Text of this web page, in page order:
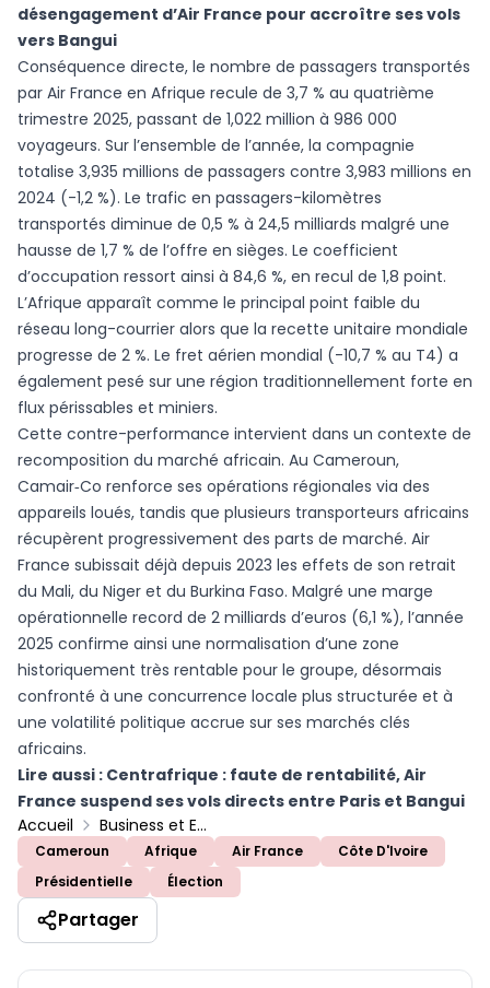
désengagement d’Air France pour accroître ses vols
vers Bangui
Conséquence directe, le nombre de passagers transportés
par Air France en Afrique recule de 3,7 % au quatrième
trimestre 2025, passant de 1,022 million à 986 000
voyageurs. Sur l’ensemble de l’année, la compagnie
totalise 3,935 millions de passagers contre 3,983 millions en
2024 (-1,2 %). Le trafic en passagers-kilomètres
transportés diminue de 0,5 % à 24,5 milliards malgré une
hausse de 1,7 % de l’offre en sièges. Le coefficient
d’occupation ressort ainsi à 84,6 %, en recul de 1,8 point.
L’Afrique apparaît comme le principal point faible du
réseau long-courrier alors que la recette unitaire mondiale
progresse de 2 %. Le fret aérien mondial (-10,7 % au T4) a
également pesé sur une région traditionnellement forte en
flux périssables et miniers.
Cette contre-performance intervient dans un contexte de
recomposition du marché africain. Au Cameroun,
Camair‑Co renforce ses opérations régionales via des
appareils loués, tandis que plusieurs transporteurs africains
récupèrent progressivement des parts de marché. Air
France subissait déjà depuis 2023 les effets de son retrait
du Mali, du Niger et du Burkina Faso. Malgré une marge
opérationnelle record de 2 milliards d’euros (6,1 %), l’année
2025 confirme ainsi une normalisation d’une zone
historiquement très rentable pour le groupe, désormais
confronté à une concurrence locale plus structurée et à
une volatilité politique accrue sur ses marchés clés
africains.
Lire aussi : Centrafrique : faute de rentabilité, Air
France suspend ses vols directs entre Paris et Bangui
Accueil
Business et Entreprises
Cameroun Afrique Air France
Côte D'Ivoire
Présidentielle
Élection
Partager